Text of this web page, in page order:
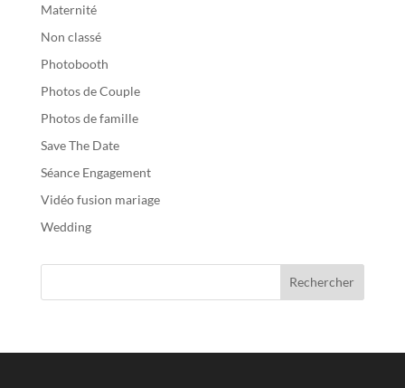
Maternité
Non classé
Photobooth
Photos de Couple
Photos de famille
Save The Date
Séance Engagement
Vidéo fusion mariage
Wedding